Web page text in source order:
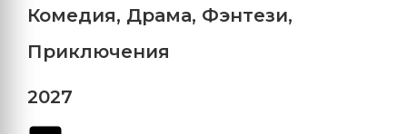
Комедия, Драма, Фэнтези,
Приключения
2027